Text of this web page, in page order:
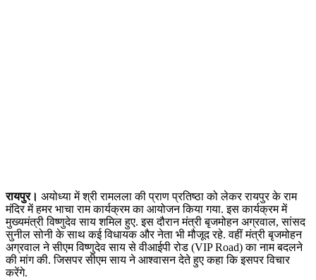
रायपुर। अयोध्या में श्री रामलला की प्राण प्रतिष्ठा को लेकर रायपुर के राम
मंदिर में हमर भाचा राम कार्यक्रम का आयोजन किया गया. इस कार्यक्रम में
मुख्यमंत्री विष्णुदेव साय शमिल हुए. इस दौरान मंत्री बृजमोहन अग्रवाल, सांसद
सुनील सोनी के साथ कई विधायक और नेता भी मौजूद रहे. वहीं मंत्री बृजमोहन
अग्रवाल ने सीएम विष्णुदेव साय से वीआईपी रोड (VIP Road) का नाम बदलने
की मांग की. जिसपर सीएम साय ने आश्वासन देते हुए कहा कि इसपर विचार
करेंगे.